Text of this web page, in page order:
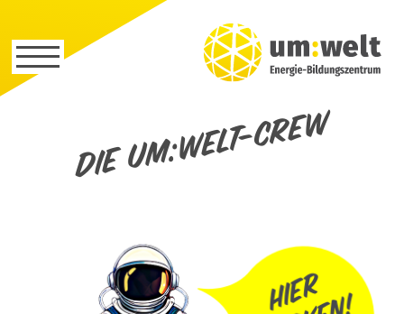
Die um:welt-Crew